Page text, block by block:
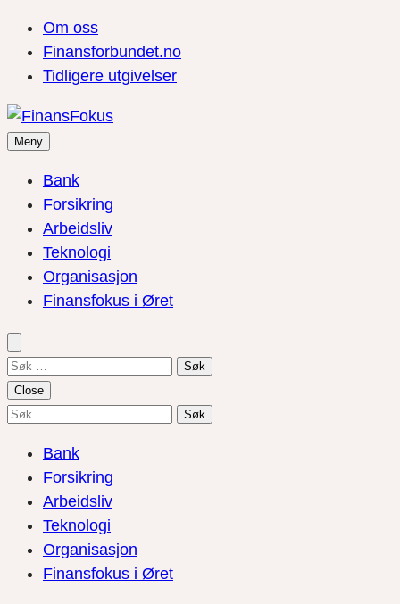
Om oss
Finansforbundet.no
Tidligere utgivelser
Meny
Bank
Forsikring
Arbeidsliv
Teknologi
Organisasjon
Finansfokus i Øret
Søk
etter:
Close
Søk
Bank
Forsikring
Arbeidsliv
Teknologi
Organisasjon
Finansfokus i Øret